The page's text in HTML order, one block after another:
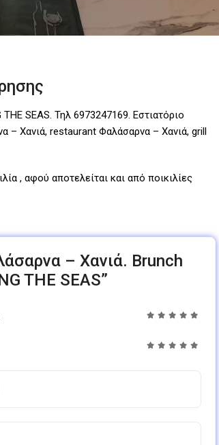
SEAS. Τηλ 6973247169. Εστιατόριο
– Χανιά, restaurant Φαλάσαρνα – Χανιά, grill
, αφού αποτελείται και από ποικιλίες
– Χανιά. Brunch
THE SEAS”